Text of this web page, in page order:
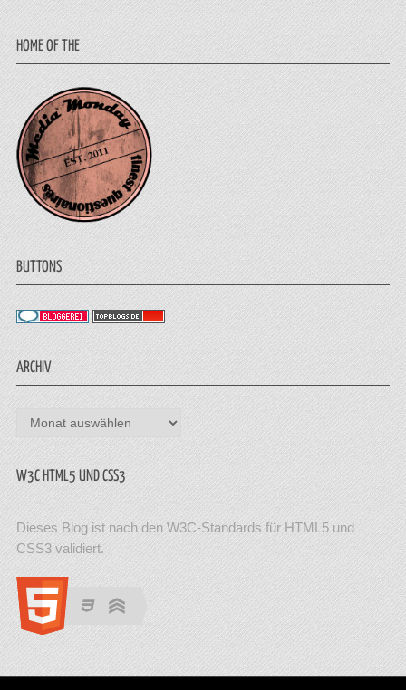
HOME OF THE
BUTTONS
ARCHIV
Archiv
W3C HTML5 UND CSS3
Dieses Blog ist nach den W3C-Standards für HTML5 und
CSS3 validiert.